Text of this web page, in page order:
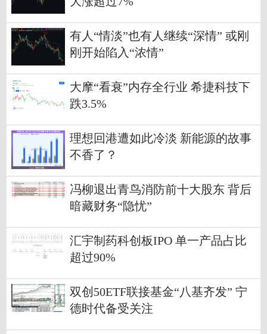
有人“情淡”也有人继续“深情” 或刚
刚开始陷入“浓情”
大摩“看衰”内存全行业 希捷科技下
跌3.5%
理想回港遭如此冷淡 新能源的故事
不香了？
冯柳退出青鸟消防前十大股东 背后
暗藏财务“隐忧”
汇宇制药科创板IPO 单一产品占比
超过90%
双创50ETF联接基金“八基齐发” 宁
德时代备受关注